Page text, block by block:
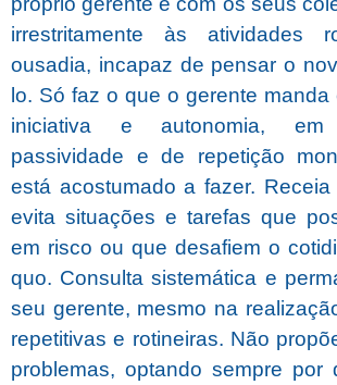
irrestritamente às atividades
ousadia, incapaz de pensar o
lo. Só faz o que o gerente manda
iniciativa e autonomia,
passividade e de repetição
está acostumado a fazer. Receia
evita situações e tarefas que
em risco ou que desafiem o
quo. Consulta sistemática e
seu gerente, mesmo na
repetitivas e rotineiras. Não
problemas, optando sempre por